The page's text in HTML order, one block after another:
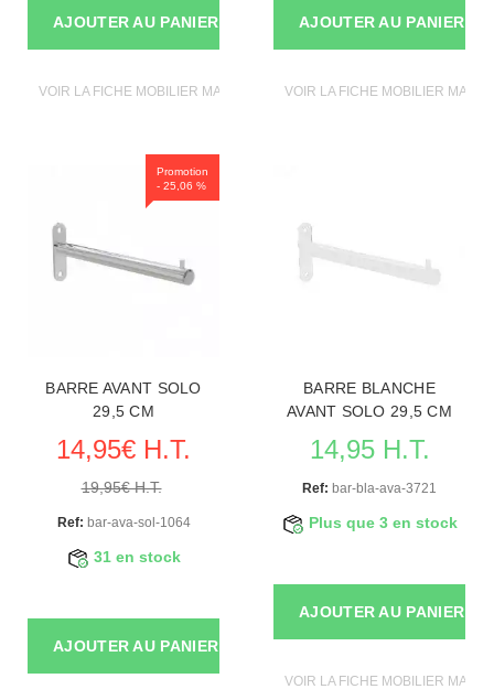
AJOUTER AU PANIER
VOIR LA FICHE MOBILIER MAGASIN
AJOUTER AU PANIER
VOIR LA FICHE MOBILIER
Promotion
- 25,06 %
BARRE AVANT SOLO
29,5 CM
14,95€ H.T.
19,95€ H.T.
Ref: bar-ava-sol-1064
31 en stock
AJOUTER AU PANIER
BARRE BLANCHE
AVANT SOLO 29,5 CM
14,95 H.T.
Ref: bar-bla-ava-3721
Plus que 3 en stock
AJOUTER AU PANIER
VOIR LA FICHE MOBILIER